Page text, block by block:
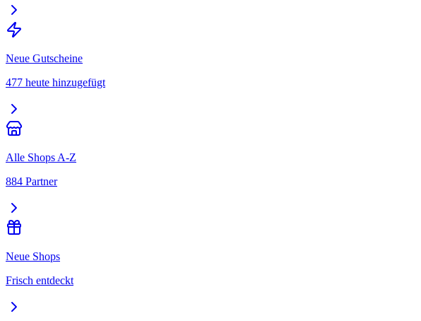
Neue Gutscheine
477 heute hinzugefügt
Alle Shops A-Z
884 Partner
Neue Shops
Frisch entdeckt